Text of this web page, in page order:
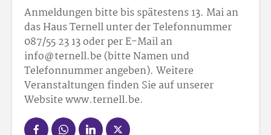
Anmeldungen bitte bis spätestens 13. Mai an
das Haus Ternell unter der Telefonnummer
087/55 23 13 oder per E-Mail an
info@ternell.be (bitte Namen und
Telefonnummer angeben). Weitere
Veranstaltungen finden Sie auf unserer
Website www.ternell.be.